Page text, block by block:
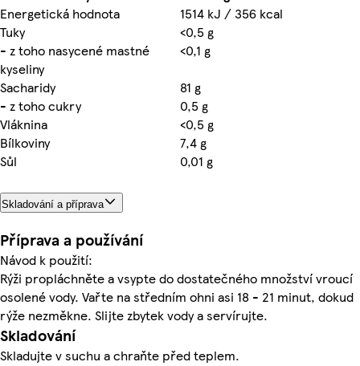
Energetická hodnota
1514 kJ / 356 kcal
Tuky
<0,5 g
- z toho nasycené mastné
kyseliny
<0,1 g
Sacharidy
81 g
- z toho cukry
0,5 g
Vláknina
<0,5 g
Bílkoviny
7,4 g
Sůl
0,01 g
Skladování a příprava
Příprava a používání
Návod k použití:
Rýži propláchněte a vsypte do dostatečného množství vroucí
osolené vody. Vařte na středním ohni asi 18 - 21 minut, dokud
rýže nezměkne. Slijte zbytek vody a servírujte.
Skladování
Skladujte v suchu a chraňte před teplem.